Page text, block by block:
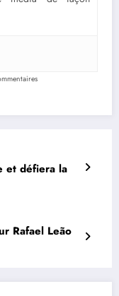
et défiera la
Rafael Leão